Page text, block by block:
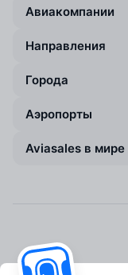
Авиакомпании
Направления
Города
Аэропорты
Aviasales в мире